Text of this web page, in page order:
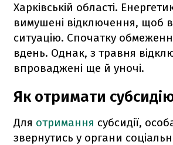
Харківській області.
вимушені відключення, щоб
ситуацію. Спочатку
вдень. Однак, з травня
впроваджені ще й уночі.
Як отримати
Для отримання субсидії,
звернутись у органи